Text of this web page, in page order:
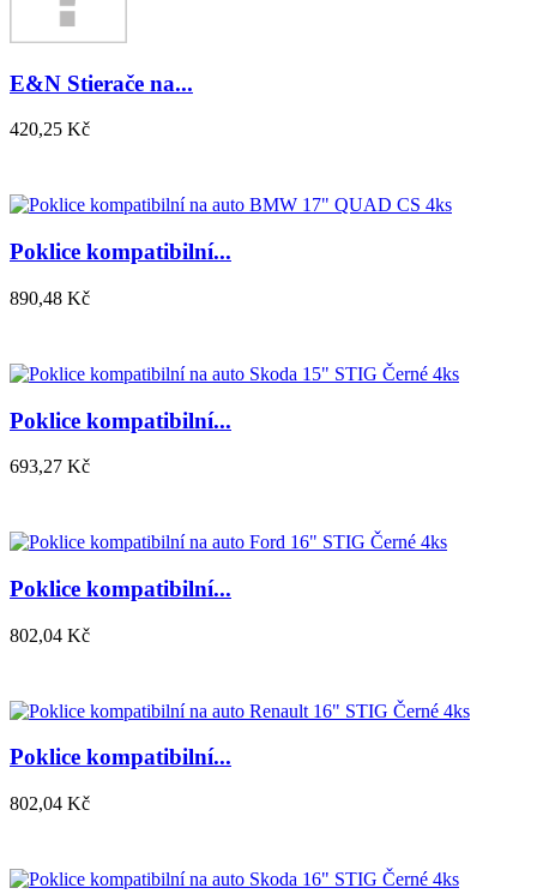
E&N Stierače na...
420,25 Kč
Poklice kompatibilní...
890,48 Kč
Poklice kompatibilní...
693,27 Kč
Poklice kompatibilní...
802,04 Kč
Poklice kompatibilní...
802,04 Kč